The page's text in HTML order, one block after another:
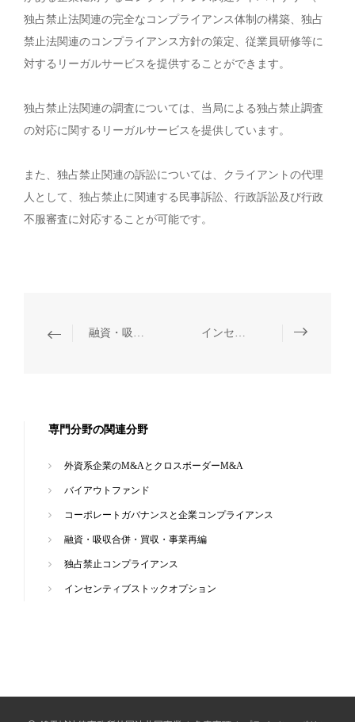
独占禁止法関連の完全なコンプライアンス体制の構築、独占
禁止法関連のコンプライアンス方針の策定、従業員研修等に
対するリーガルサービスを提供することができます。
独占禁止法関連の調査については、当局による独占禁止調査
の対応に関するリーガルサービスを提供しています。
また、独占禁止関連の訴訟については、クライアントの代理
人として、独占禁止に関連する民事訴訟、行政訴訟及び行政
不服審査に対応することが可能です。
融資・吸収合併・買収・事業再編 インセンティブストックオプション
専門分野の関連分野
外資系企業のM&AとクロスボーダーM&A
バイアウトファンド
コーポレートガバナンスと企業コンプライアンス
融資・吸収合併・買収・事業再編
独占禁止コンプライアンス
インセンティブストックオプション